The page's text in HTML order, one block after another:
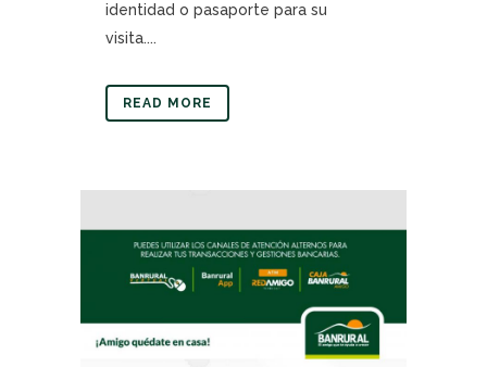
identidad o pasaporte para su
visita....
READ MORE